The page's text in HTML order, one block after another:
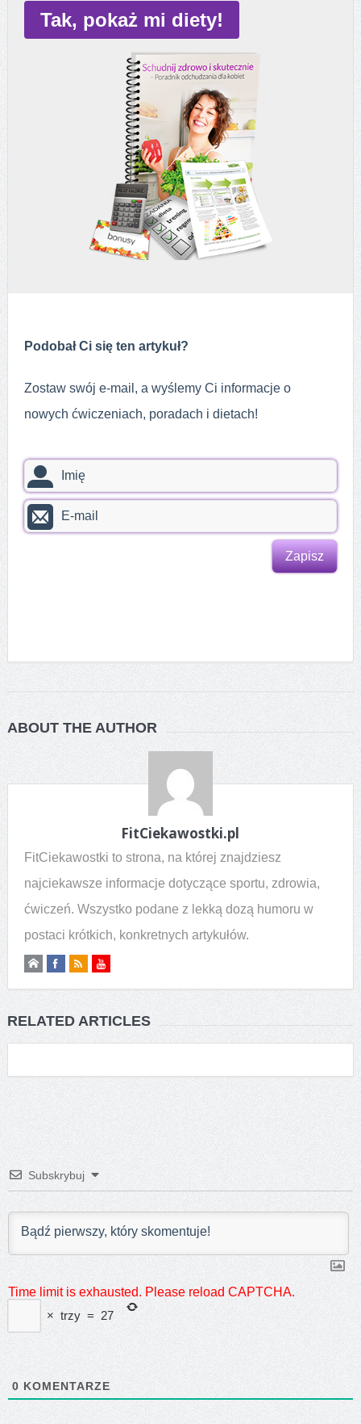
Tak, pokaż mi diety!
Podobał Ci się ten artykuł?
Zostaw swój e-mail, a wyślemy Ci informacje o
nowych ćwiczeniach, poradach i dietach!
ABOUT THE AUTHOR
FitCiekawostki.pl
FitCiekawostki to strona, na której znajdziesz
najciekawsze informacje dotyczące sportu, zdrowia,
ćwiczeń. Wszystko podane z lekką dozą humoru w
postaci krótkich, konkretnych artykułów.
RELATED ARTICLES
Subskrybuj
Time limit is exhausted. Please reload CAPTCHA.
× trzy = 27
0 KOMENTARZE